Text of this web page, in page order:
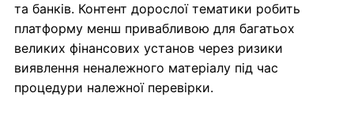
та банків. Контент дорослої тематики робить
платформу менш привабливою для багатьох
великих фінансових установ через ризики
виявлення неналежного матеріалу під час
процедури належної перевірки.